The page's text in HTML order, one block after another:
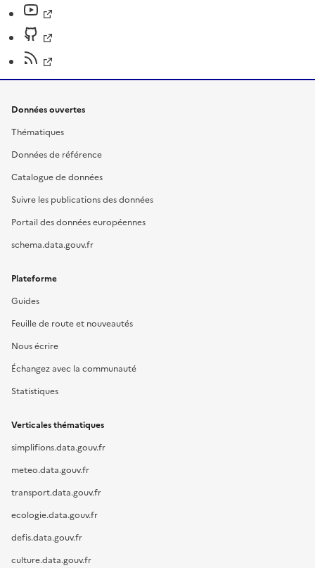
Données ouvertes
Thématiques
Données de référence
Catalogue de données
Suivre les publications des données
Portail des données européennes
schema.data.gouv.fr
Plateforme
Guides
Feuille de route et nouveautés
Nous écrire
Échangez avec la communauté
Statistiques
Verticales thématiques
simplifions.data.gouv.fr
meteo.data.gouv.fr
transport.data.gouv.fr
ecologie.data.gouv.fr
defis.data.gouv.fr
culture.data.gouv.fr